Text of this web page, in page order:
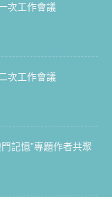
次工作會議
次工作會議
記憶”專題作者共聚